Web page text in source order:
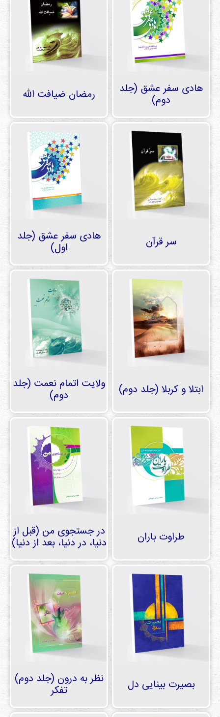
هادی سفر عشق (جلد
دوم) رمضان ضیافت الله
سر قرآن هادی سفر عشق (جلد
اول)
ابتلا و کربلا (جلد دوم) ولایت اتمام نعمت (جلد
دوم)
طراوت باران در جستجوی من (قبل از
دنیا، در دنیا، بعد از دنیا)
بصیرت بینایی دل نظر به درون (جلد دوم)
تفكر